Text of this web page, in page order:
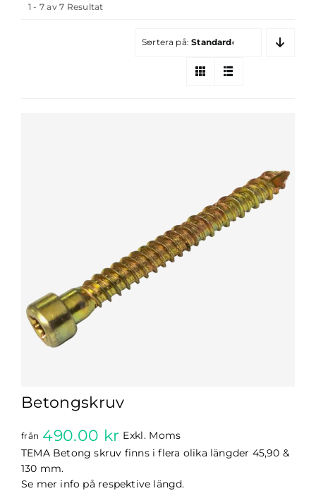
1 - 7 av 7 Resultat
Sortera på:Standardordning
Betongskruv
från 490.00 kr Exkl. Moms
TEMA Betong skruv finns i flera olika längder 45,90 &
130 mm.
Se mer info på respektive längd.